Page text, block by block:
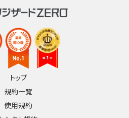
トップ
規約一覧
使用規約